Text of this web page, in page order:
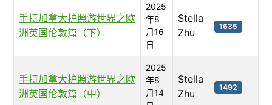
手持加拿大护照游世界之欧
洲英国伦敦篇（下）
2025
年8
月16
日
Stella
Zhu
1635
手持加拿大护照游世界之欧
洲英国伦敦篇（中）
2025
年8
月14
Stella
Zhu
1492